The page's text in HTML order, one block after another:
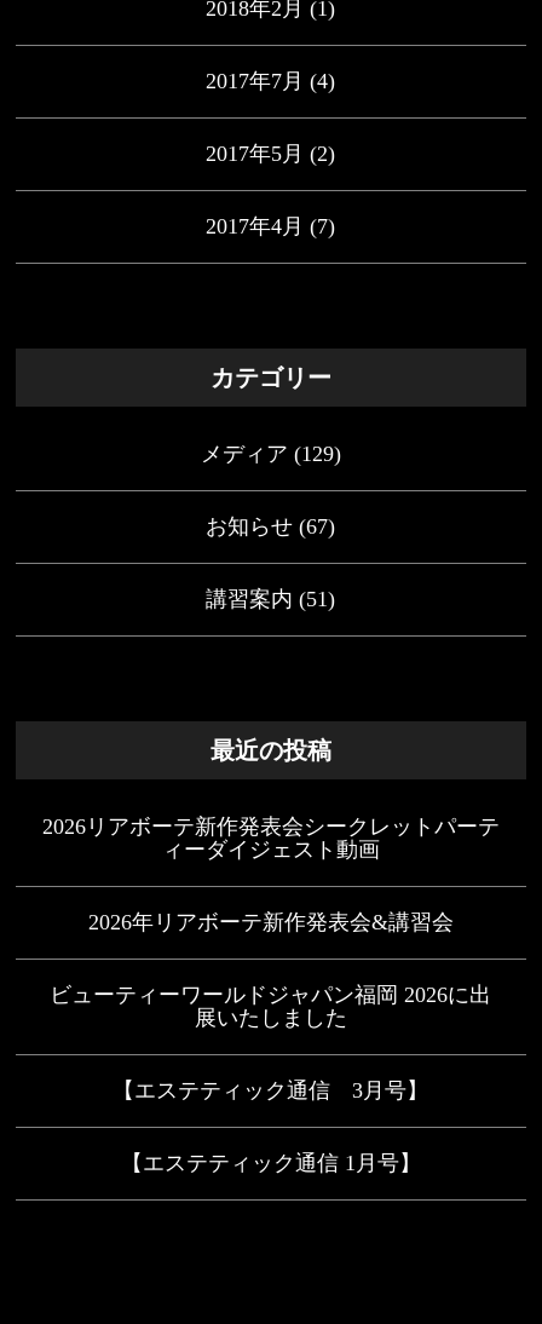
2018年2月 (1)
2017年7月 (4)
2017年5月 (2)
2017年4月 (7)
カテゴリー
メディア (129)
お知らせ (67)
講習案内 (51)
最近の投稿
2026リアボーテ新作発表会シークレットパーテ
ィーダイジェスト動画
2026年リアボーテ新作発表会&講習会
ビューティーワールドジャパン福岡 2026に出
展いたしました
【エステティック通信 3月号】
【エステティック通信 1月号】